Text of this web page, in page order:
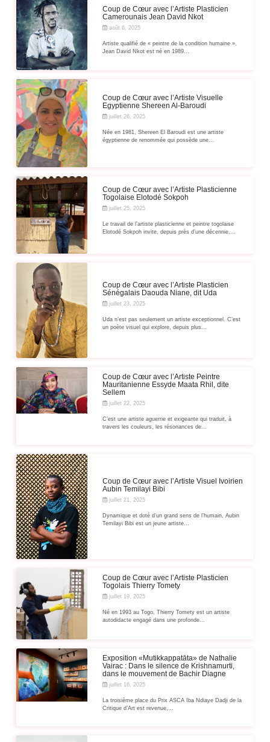
Coup de Cœur avec l’Artiste Plasticien
Camerounais Jean David Nkot
août 6, 2025
Artiste qualifié de « peintre de la condition humaine »,
Jean David Nkot est né en 1989...
Coup de Cœur avec l’Artiste Visuelle
Egyptienne Shereen Al-Baroudi
juillet 26, 2025
Née en 1981, Shereen El Baroudi est une artiste
égyptienne de renommée qui possède une...
Coup de Cœur avec l’Artiste Plasticienne
Togolaise Elotodé Sokpoh
juillet 25, 2025
Le travail de l’artiste plasticienne et peintre togolaise
Elotodé Sokpoh invite, depuis près d’une décennie,...
Coup de Cœur avec l’Artiste Plasticien
Sénégalais Daouda Niane, dit Uda
juillet 23, 2025
Uda n’est pas seulement un artiste exceptionnel. C’est
un poète visuel qui explore, depuis plus...
Coup de Cœur avec l’Artiste Peintre
Mauritanienne Essyde Maata Rhil, dite
Sellem
juillet 22, 2025
C’est une artiste aguerrie et exigeante qui traduit, à
travers les couleurs, les résonances de...
Coup de Cœur avec l’Artiste Visuel Ivoirien
Aubin Temilayi Bibi
juillet 21, 2025
Dynamique et doté d’un grand sens de l’humain, Aubin
Temilayi Bibi est un jeune artiste...
Coup de Cœur avec l’Artiste Plasticien
Togolais Thierry Tomety
juillet 19, 2025
Né en 1993 au Togo, Thierry Tomety est un artiste
autodidacte engagé dans une profonde...
Exposition «Mutikkappatāta» de Nathalie
Vairac : Dans le silence de Krishnamurti,
dans le mouvement de Bachir Diagne
juillet 16, 2025
La troisième place du Prix ASCA Iba Ndiaye Dadji de la
Critique d’Art est revenue,...